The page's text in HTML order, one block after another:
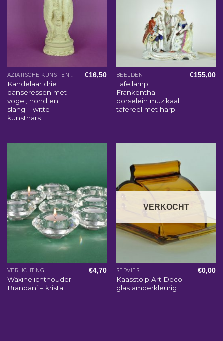
AZIATISCHE KUNST EN WOONACCESSOIRES
Kandelaar drie
danseressen met
vogel, hond en
slang – witte
kunsthars
€16,50 BEELDEN
Tafellamp
Frankenthal
porselein muzikaal
tafereel met harp
€155,00
VERLICHTING
Waxinelichthouder
Brandani – kristal
€4,70
VERKOCHT
SERVIES
Kaasstolp Art Deco
glas amberkleurig
€0,00